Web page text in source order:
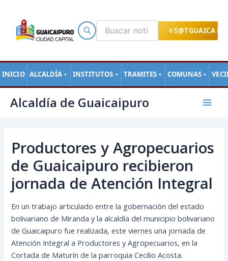
S@TGUAICA
INICIO ALCALDÍA ▼ INSTITUTOS ▼ TRAMITES ▼ COMUNAS ▼
contenido
Alcaldía de Guaicaipuro
Main
Productores y Agropecuarios
de Guaicaipuro recibieron
jornada de Atención Integral
En un trabajo articulado entre la gobernación del estado
bolivariano de Miranda y la alcaldía del municipio bolivariano
de Guaicaipuro fue realizada, este viernes una jornada de
Atención Integral a Productores y Agropecuarios, en la
Cortada de Maturín de la parroquia Cecilio Acosta.
de